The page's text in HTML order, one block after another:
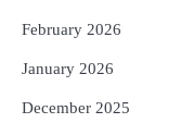
February 2026
January 2026
December 2025